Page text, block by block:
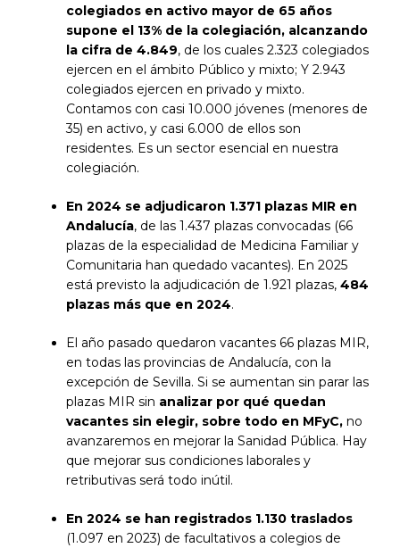
colegiados en activo mayor de 65 años
supone el 13% de la colegiación, alcanzando
la cifra de 4.849, de los cuales 2.323 colegiados
ejercen en el ámbito Público y mixto; Y 2.943
colegiados ejercen en privado y mixto.
Contamos con casi 10.000 jóvenes (menores de
35) en activo, y casi 6.000 de ellos son
residentes. Es un sector esencial en nuestra
colegiación.
En 2024 se adjudicaron 1.371 plazas MIR en
Andalucía, de las 1.437 plazas convocadas (66
plazas de la especialidad de Medicina Familiar y
Comunitaria han quedado vacantes). En 2025
está previsto la adjudicación de 1.921 plazas, 484
plazas más que en 2024.
El año pasado quedaron vacantes 66 plazas MIR,
en todas las provincias de Andalucía, con la
excepción de Sevilla. Si se aumentan sin parar las
plazas MIR sin analizar por qué quedan
vacantes sin elegir, sobre todo en MFyC,no
avanzaremos en mejorar la Sanidad Pública. Hay
que mejorar sus condiciones laborales y
retributivas será todo inútil.
En 2024 se han registrados 1.130 traslados
(1.097 en 2023) de facultativos a colegios de